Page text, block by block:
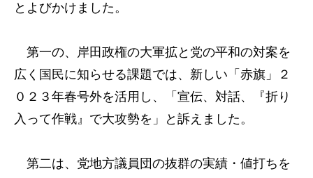
とよびかけました。
第一の、岸田政権の大軍拡と党の平和の対案を
広く国民に知らせる課題では、新しい「赤旗」２
０２３年春号外を活用し、「宣伝、対話、『折り
入って作戦』で大攻勢を」と訴えました。
第二は、党地方議員団の抜群の実績・値打ちを